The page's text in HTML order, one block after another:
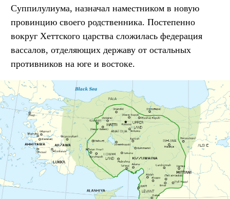
Суппилулиума, назначал наместником в новую
провинцию своего родственника. Постепенно
вокруг Хеттского царства сложилась федерация
вассалов, отделяющих державу от остальных
противников на юге и востоке.